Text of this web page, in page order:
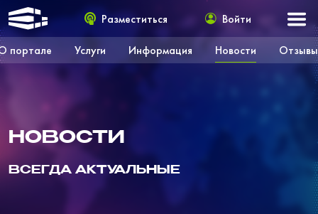
портале Услуги Информация Новости Отзывы
Разместиться Войти
НОВОСТИ
ВСЕГДА АКТУАЛЬНЫЕ